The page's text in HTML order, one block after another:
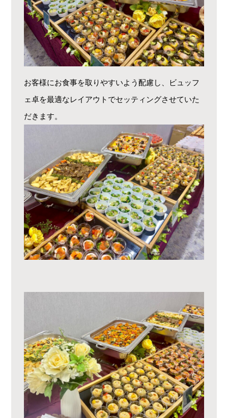
お客様にお食事を取りやすいよう配慮し、ビュッフ
ェ卓を最適なレイアウトでセッティングさせていた
だきます。